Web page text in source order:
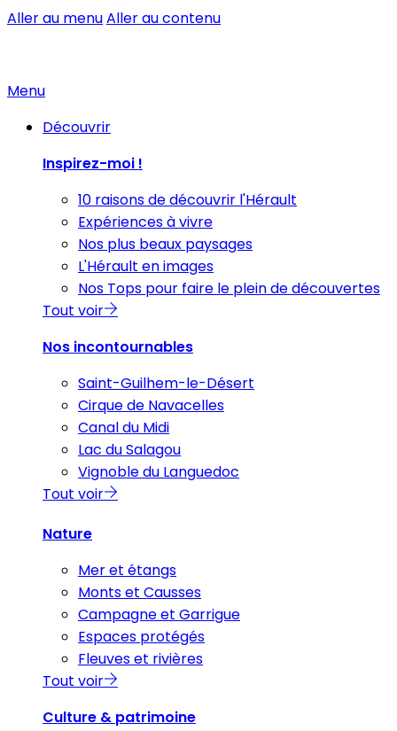
Aller au menuAller au contenu
Menu
Découvrir
Inspirez-moi !
10 raisons de découvrir l'Hérault
Expériences à vivre
Nos plus beaux paysages
L'Hérault en images
Nos Tops pour faire le plein de découvertes
Tout voir
Nos incontournables
Saint-Guilhem-le-Désert
Cirque de Navacelles
Canal du Midi
Lac du Salagou
Vignoble du Languedoc
Tout voir
Nature
Mer et étangs
Monts et Causses
Campagne et Garrigue
Espaces protégés
Fleuves et rivières
Tout voir
Culture & patrimoine